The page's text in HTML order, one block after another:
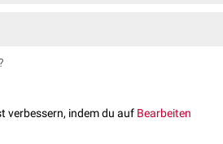
breit aufsitzende Basis. Sie können als
ihrer
der
Oberschenkel
verbessern, indem du auf Bearbeiten